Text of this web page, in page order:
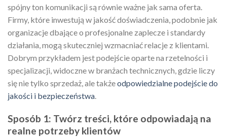
spójny ton komunikacji są równie ważne jak sama oferta.
Firmy, które inwestują w jakość doświadczenia, podobnie jak
organizacje dbające o profesjonalne zaplecze i standardy
działania, mogą skuteczniej wzmacniać relacje z klientami.
Dobrym przykładem jest podejście oparte na rzetelności i
specjalizacji, widoczne w branżach technicznych, gdzie liczy
się nie tylko sprzedaż, ale takżeodpowiedzialne podejście do
jakości i bezpieczeństwa.
Sposób 1: Twórz treści, które odpowiadają na
realne potrzeby klientów